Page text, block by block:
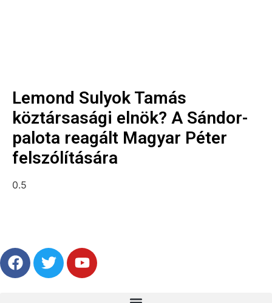
Lemond Sulyok Tamás
köztársasági elnök? A Sándor-
palota reagált Magyar Péter
felszólítására